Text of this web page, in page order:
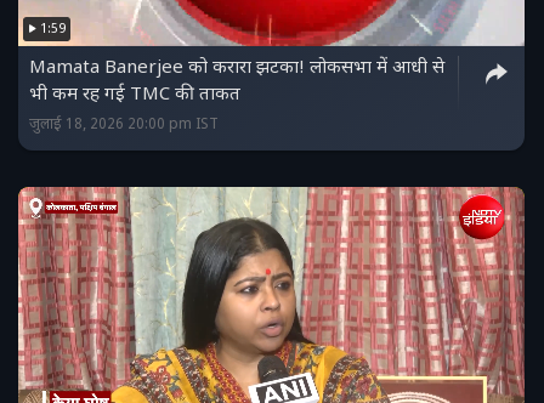
1:59
Mamata Banerjee को करारा झटका! लोकसभा में आधी से
भी कम रह गई TMC की ताकत
जुलाई 18, 2026 20:00 pm IST